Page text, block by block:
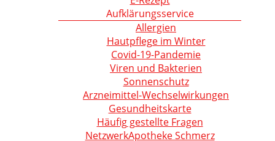
Aufklärungsservice
Allergien
Hautpflege im Winter
Covid-19-Pandemie
Viren und Bakterien
Sonnenschutz
Arzneimittel-Wechselwirkungen
Gesundheitskarte
Häufig gestellte Fragen
NetzwerkApotheke Schmerz